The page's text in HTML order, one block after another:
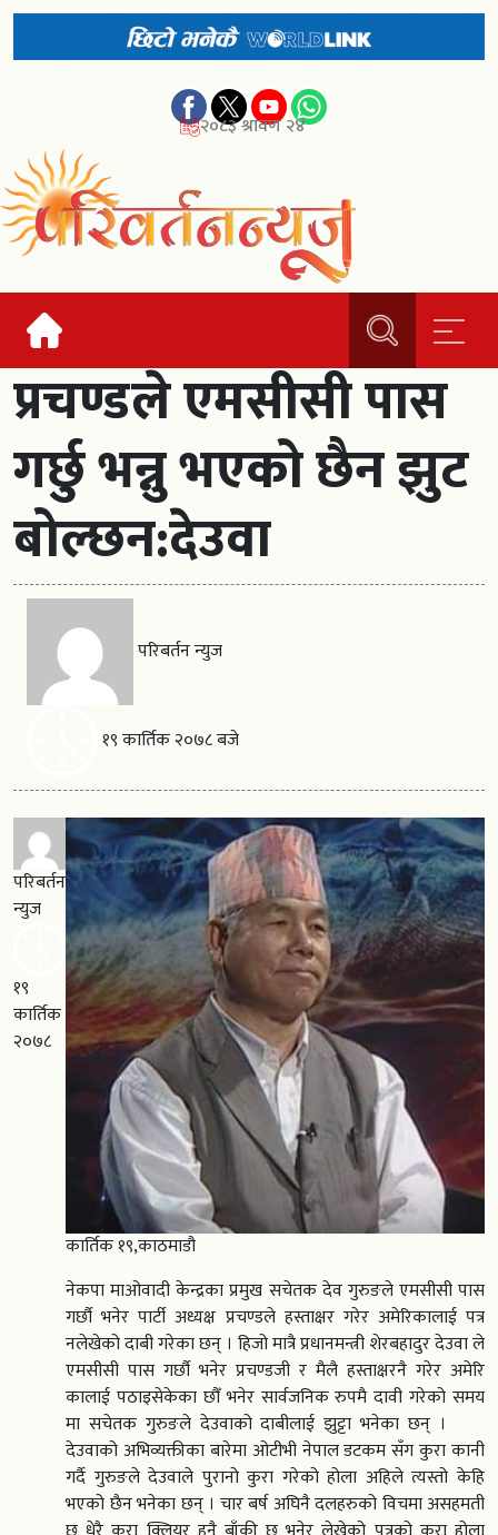
२०८३ श्रावण २४
प्रचण्डले एमसीसी पास
गर्छु भन्नु भएको छैन झुट
बोल्छन:देउवा
परिबर्तन न्युज
१९ कार्तिक २०७८ बजे
परिबर्तन
न्युज
१९
कार्तिक
२०७८
कार्तिक १९,काठमाडौ
नेकपा माओवादी केन्द्रका प्रमुख सचेतक देव गुरुङले एमसीसी पास
गर्छौ भनेर पार्टी अध्यक्ष प्रचण्डले हस्ताक्षर गरेर अमेरिकालाई पत्र
नलेखेको दाबी गरेका छन् । हिजो मात्रै प्रधानमन्त्री शेरबहादुर देउवा ले
एमसीसी पास गर्छौ भनेर प्रचण्डजी र मैलै हस्ताक्षरनै गरेर अमेरि
कालाई पठाइसेकेका छौँ भनेर सार्वजनिक रुपमै दावी गरेको समय
मा सचेतक गुरुङले देउवाको दाबीलाई झुट्टा भनेका छन् ।
देउवाको अभिव्यक्तीका बारेमा ओटीभी नेपाल डटकम सँग कुरा कानी
गर्दै गुरुङले देउवाले पुरानो कुरा गरेको होला अहिले त्यस्तो केहि
भएको छैन भनेका छन् । चार बर्ष अघिनै दलहरुको विचमा असहमती